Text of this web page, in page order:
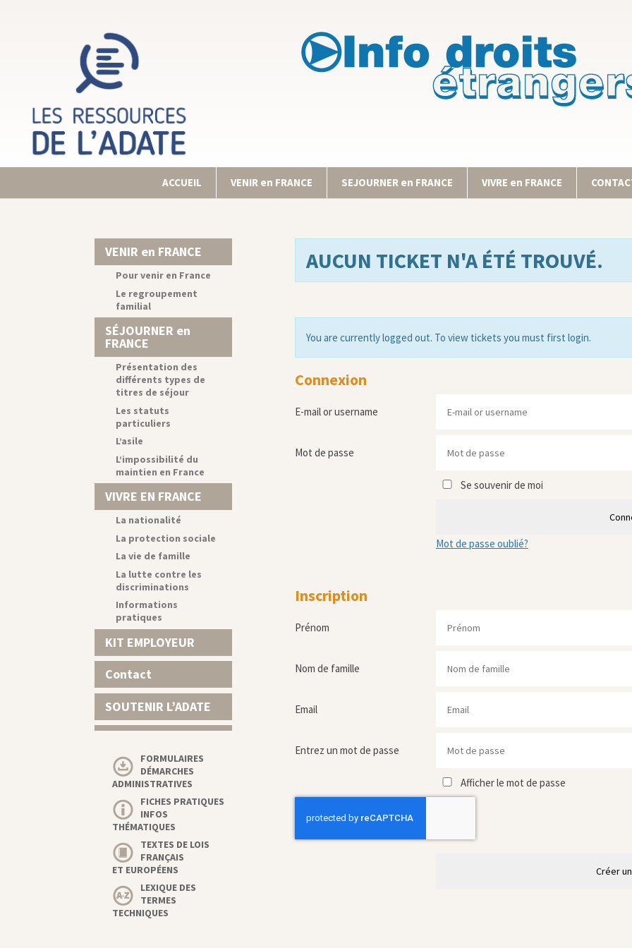
ACCUEIL VENIR en FRANCE SEJOURNER en FRANCE VIVRE en FRANCE
AUCUN TICKET N'A ÉTÉ TROUVÉ.
You are currently logged out. To view tickets you must first login.
Connexion
E-mail or username
Mot de passe
Se souvenir de moi
Mot de passe oublié?
Inscription
Prénom
Nom de famille
Email
Entrez un mot de passe
Afficher le mot de passe
Créer
VENIR en FRANCE
Pour venir en France
Le regroupement
familial
SÉJOURNER en
FRANCE
Présentation des
différents types de
titres de séjour
Les statuts
particuliers
L’asile
L’impossibilité du
maintien en France
VIVRE EN FRANCE
La nationalité
La protection sociale
La vie de famille
La lutte contre les
discriminations
Informations
pratiques
KIT EMPLOYEUR
Contact
SOUTENIR L’ADATE
FORMULAIRES
DÉMARCHES
ADMINISTRATIVES
FICHES PRATIQUES
INFOS
THÉMATIQUES
TEXTES DE LOIS
FRANÇAIS
ET EUROPÉENS
LEXIQUE DES
TERMES
TECHNIQUES